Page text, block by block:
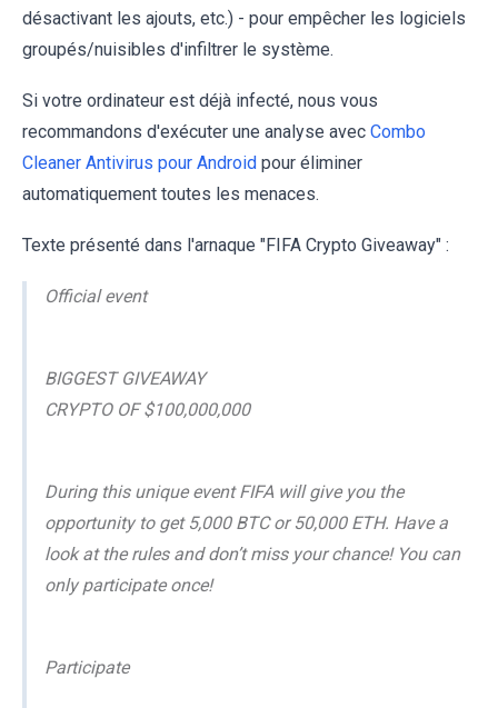
désactivant les ajouts, etc.) - pour empêcher les logiciels
groupés/nuisibles d'infiltrer le système.
Si votre ordinateur est déjà infecté, nous vous
recommandons d'exécuter une analyse avec Combo
Cleaner Antivirus pour Android pour éliminer
automatiquement toutes les menaces.
Texte présenté dans l'arnaque "FIFA Crypto Giveaway" :
Official event
BIGGEST GIVEAWAY
CRYPTO OF $100,000,000
During this unique event FIFA will give you the
opportunity to get 5,000 BTC or 50,000 ETH. Have a
look at the rules and don’t miss your chance! You can
only participate once!
Participate